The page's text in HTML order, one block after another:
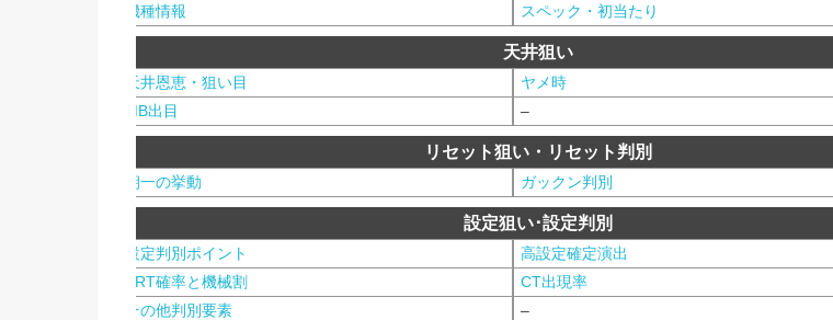
機種情報 スペック・初当たり
天井狙い
天井恩恵・狙い目
ヤメ時
MB出目
–
リセット狙い・リセット判別
朝一の挙動 ガックン判別
設定狙い･設定判別
設定判別ポイント
高設定確定演出
ART確率と機械割
CT出現率
その他判別要素
–